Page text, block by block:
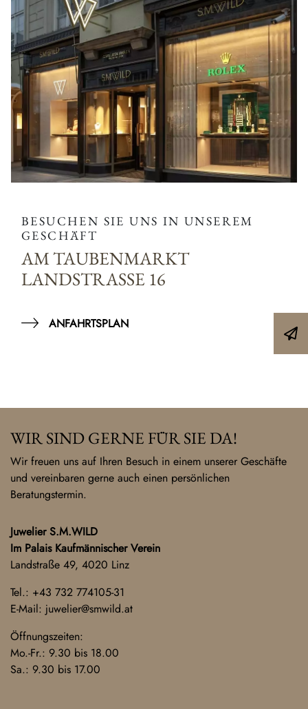
BESUCHEN SIE UNS IN UNSEREM
GESCHÄFT
AM TAUBENMARKT
LANDSTRASSE 16
ANFAHRTSPLAN
WIR SIND GERNE FÜR SIE DA!
Wir freuen uns auf Ihren Besuch in einem unserer Geschäfte
und vereinbaren gerne auch einen persönlichen
Beratungstermin.
Juwelier S.M.WILD
Im Palais Kaufmännischer Verein
Landstraße 49, 4020 Linz
Tel.: +43 732 774105-31
E-Mail: juwelier@smwild.at
Öffnungszeiten:
Mo.-Fr.: 9.30 bis 18.00
Sa.: 9.30 bis 17.00